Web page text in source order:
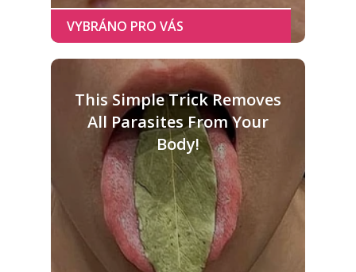
This Simple Trick Removes
All Parasites From Your
Body!